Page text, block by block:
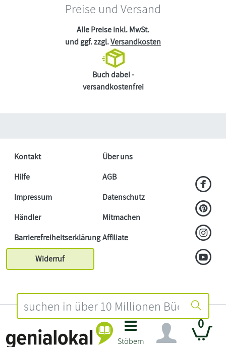
Stöbern
0
Preise und Versand
Alle Preise inkl. MwSt.
und ggf. zzgl.Versandkosten
Buch dabei -
versandkostenfrei
Kontakt
Über uns
Hilfe
AGB
Impressum
Datenschutz
Händler
Mitmachen
BarrierefreiheitserklärungAffiliate
Widerruf